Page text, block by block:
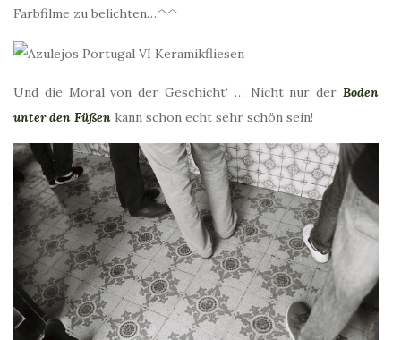
Farbfilme zu belichten…^^
Und die Moral von der Geschicht‘ … Nicht nur der Boden
unter den Füßen kann schon echt sehr schön sein!